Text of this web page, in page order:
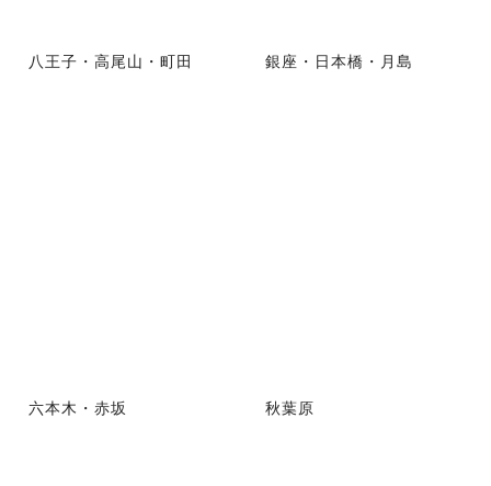
八王子・高尾山・町田 銀座・日本橋・月島
六本木・赤坂 秋葉原